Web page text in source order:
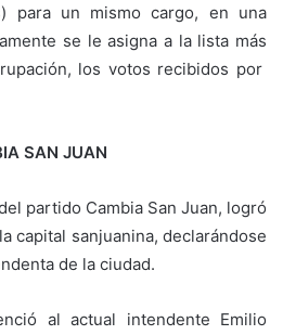
para un mismo cargo, en una
se le asigna a la lista más
los votos recibidos por
SAN JUAN
partido Cambia San Juan, logró
capital sanjuanina, declarándose
de la ciudad.
al actual intendente Emilio